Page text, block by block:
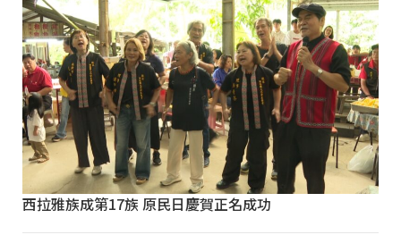
西拉雅族成第17族 原民日慶賀正名成功